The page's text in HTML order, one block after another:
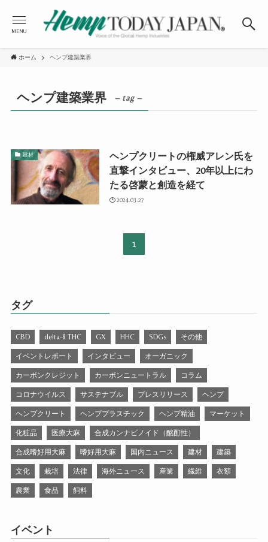
MENU
ホーム ヘンプ建築業界
ヘンプ建築業界 – tag –
建材
ヘンプクリートの権威アレン氏を
直撃インタビュー、20年以上にわ
たる啓蒙と創造を経て
2024.03.27
1
タグ
CBD delta-8 THC GX HHC SDGs その他
イベントレポート インタビュー オーガニック
カーボンクレジット カーボンニュートラル コラム
コロナウイルス サステナブル プレスリリース ヘンプ
ヘンプクリート ヘンププラスチック ヘンプ精油 マーケット
化粧品 医療大麻 合成カンナビノイド（酩酊性）
合成嗜好用大麻 嗜好用大麻 国内ニュース 建材 建築
文化 栽培 法律 海外ニュース 産業 繊維 衣類
農業 食品 飼料
イベント